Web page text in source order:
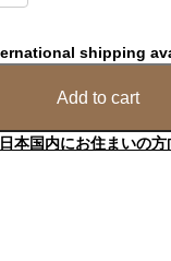
shipping
Add to cart
日本国内にお住まいの方